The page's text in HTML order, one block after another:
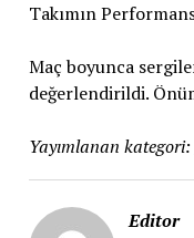
Takımın
Maç boyunca
değerlendirildi.
Yayımlanan kategori:
Editor